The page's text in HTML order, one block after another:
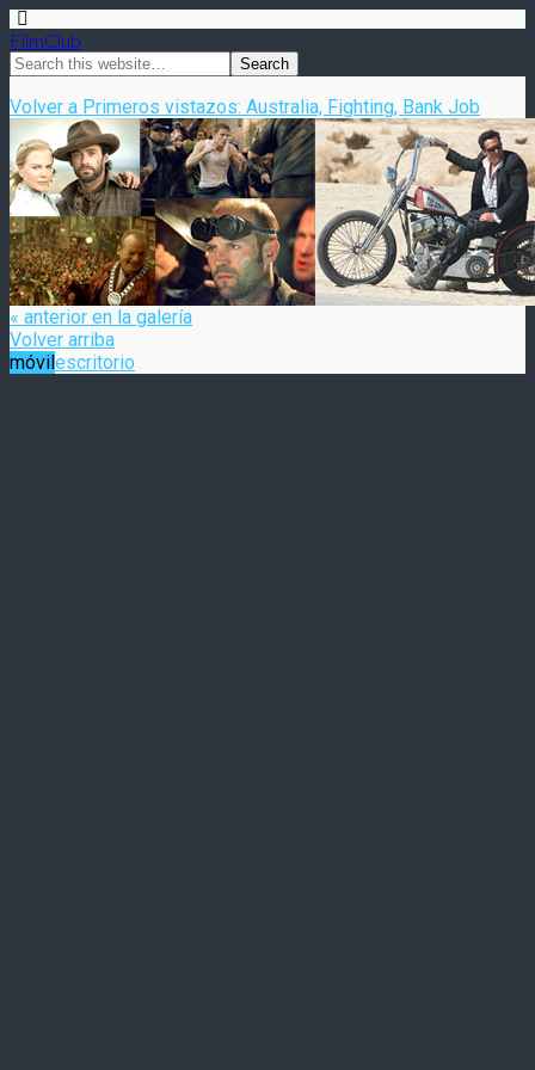
FilmClub
Volver a Primeros vistazos: Australia, Fighting, Bank Job
« anterior en la galería
Volver arriba
móvilescritorio